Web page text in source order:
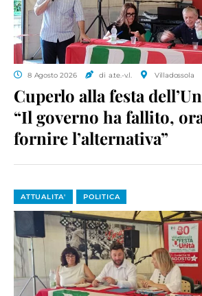
8 Agosto 2026 di a.te.-v.l. Villadossola
Cuperlo alla festa
“Il governo ha fallito,
fornire l’alternativa”
ATTUALITA' POLITICA